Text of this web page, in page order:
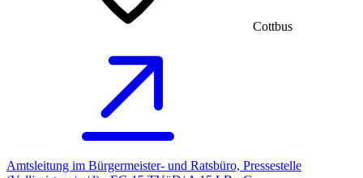
Cottbus
Amtsleitung im Bürgermeister- und Ratsbüro, Pressestelle